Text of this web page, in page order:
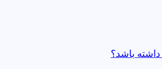
باشد؟